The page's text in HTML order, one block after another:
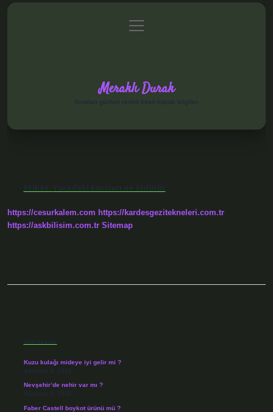
Gizlilik Politikası
menüyü
aç
Meraklı Durak
Etiket: Yaradaki kurtları ne öldürür
https://cesurkalem.com https://kardesgezitekneleri.com.tr
https://askbilisim.com.tr Sitemap
Son Yazılar
Kuzu kulağı mideye iyi gelir mi ?
Ağustos 8, 2026
Nevşehir’de nehir var mı ?
Ağustos 8, 2026
Faber Castell boykot ürünü mü ?